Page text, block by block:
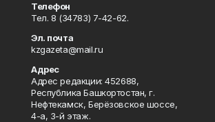
Телефон
Тел. 8 (34783) 7-42-62.
Эл. почта
kzgazeta@mail.ru
Адрес
Адрес редакции: 452688,
Республика Башкортостан, г.
Нефтекамск, Берёзовское шоссе,
4-а, 3-й этаж.